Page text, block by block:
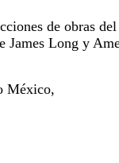
de obras del
James Long y